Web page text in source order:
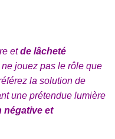
etde lâcheté
jouez pas le rôle que
la solution de
une prétendue lumière
négative et